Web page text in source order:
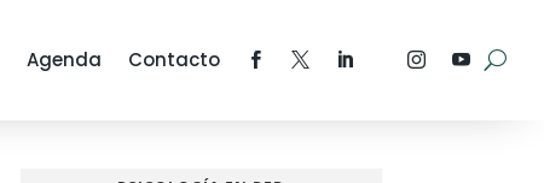
Agenda Contacto